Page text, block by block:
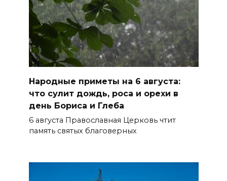
Традиции семьи года
06 августа 2026 14:28
Таганрогский театр: пока
опущен занавес
БОЛЬШЕ НОВОСТЕЙ
Народные приметы на 6 августа:
что сулит дождь, роса и орехи в
день Бориса и Глеба
6 августа Православная Церковь чтит
память святых благоверных